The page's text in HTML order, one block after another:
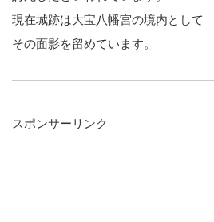
現在城跡は大宝八幡宮の境内として
その面影を留めています。
スポンサーリンク